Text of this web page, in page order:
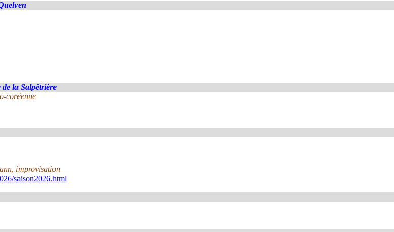
de la Salpêtrière
coréenne
improvisation
saison2026.html